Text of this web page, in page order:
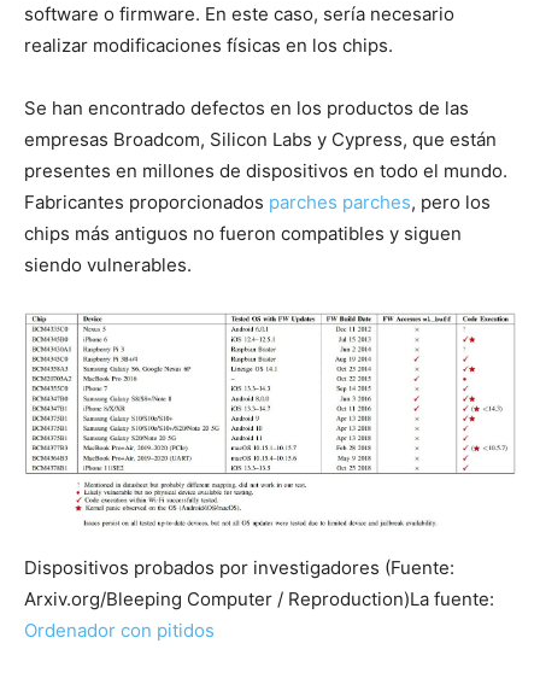
software o firmware. En este caso, sería necesario
realizar modificaciones físicas en los chips.
Se han encontrado defectos en los productos de las
empresas Broadcom, Silicon Labs y Cypress, que están
presentes en millones de dispositivos en todo el mundo.
Fabricantes proporcionados parches parches, pero los
chips más antiguos no fueron compatibles y siguen
siendo vulnerables.
Dispositivos probados por investigadores (Fuente:
Arxiv.org/Bleeping Computer / Reproduction)La fuente:
Ordenador con pitidos